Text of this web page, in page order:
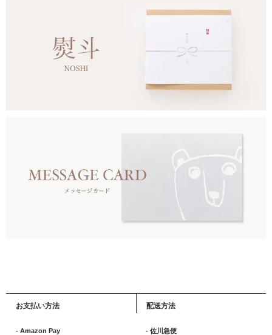
お支払い方法
- Amazon Pay
配送方法
- 佐川急便